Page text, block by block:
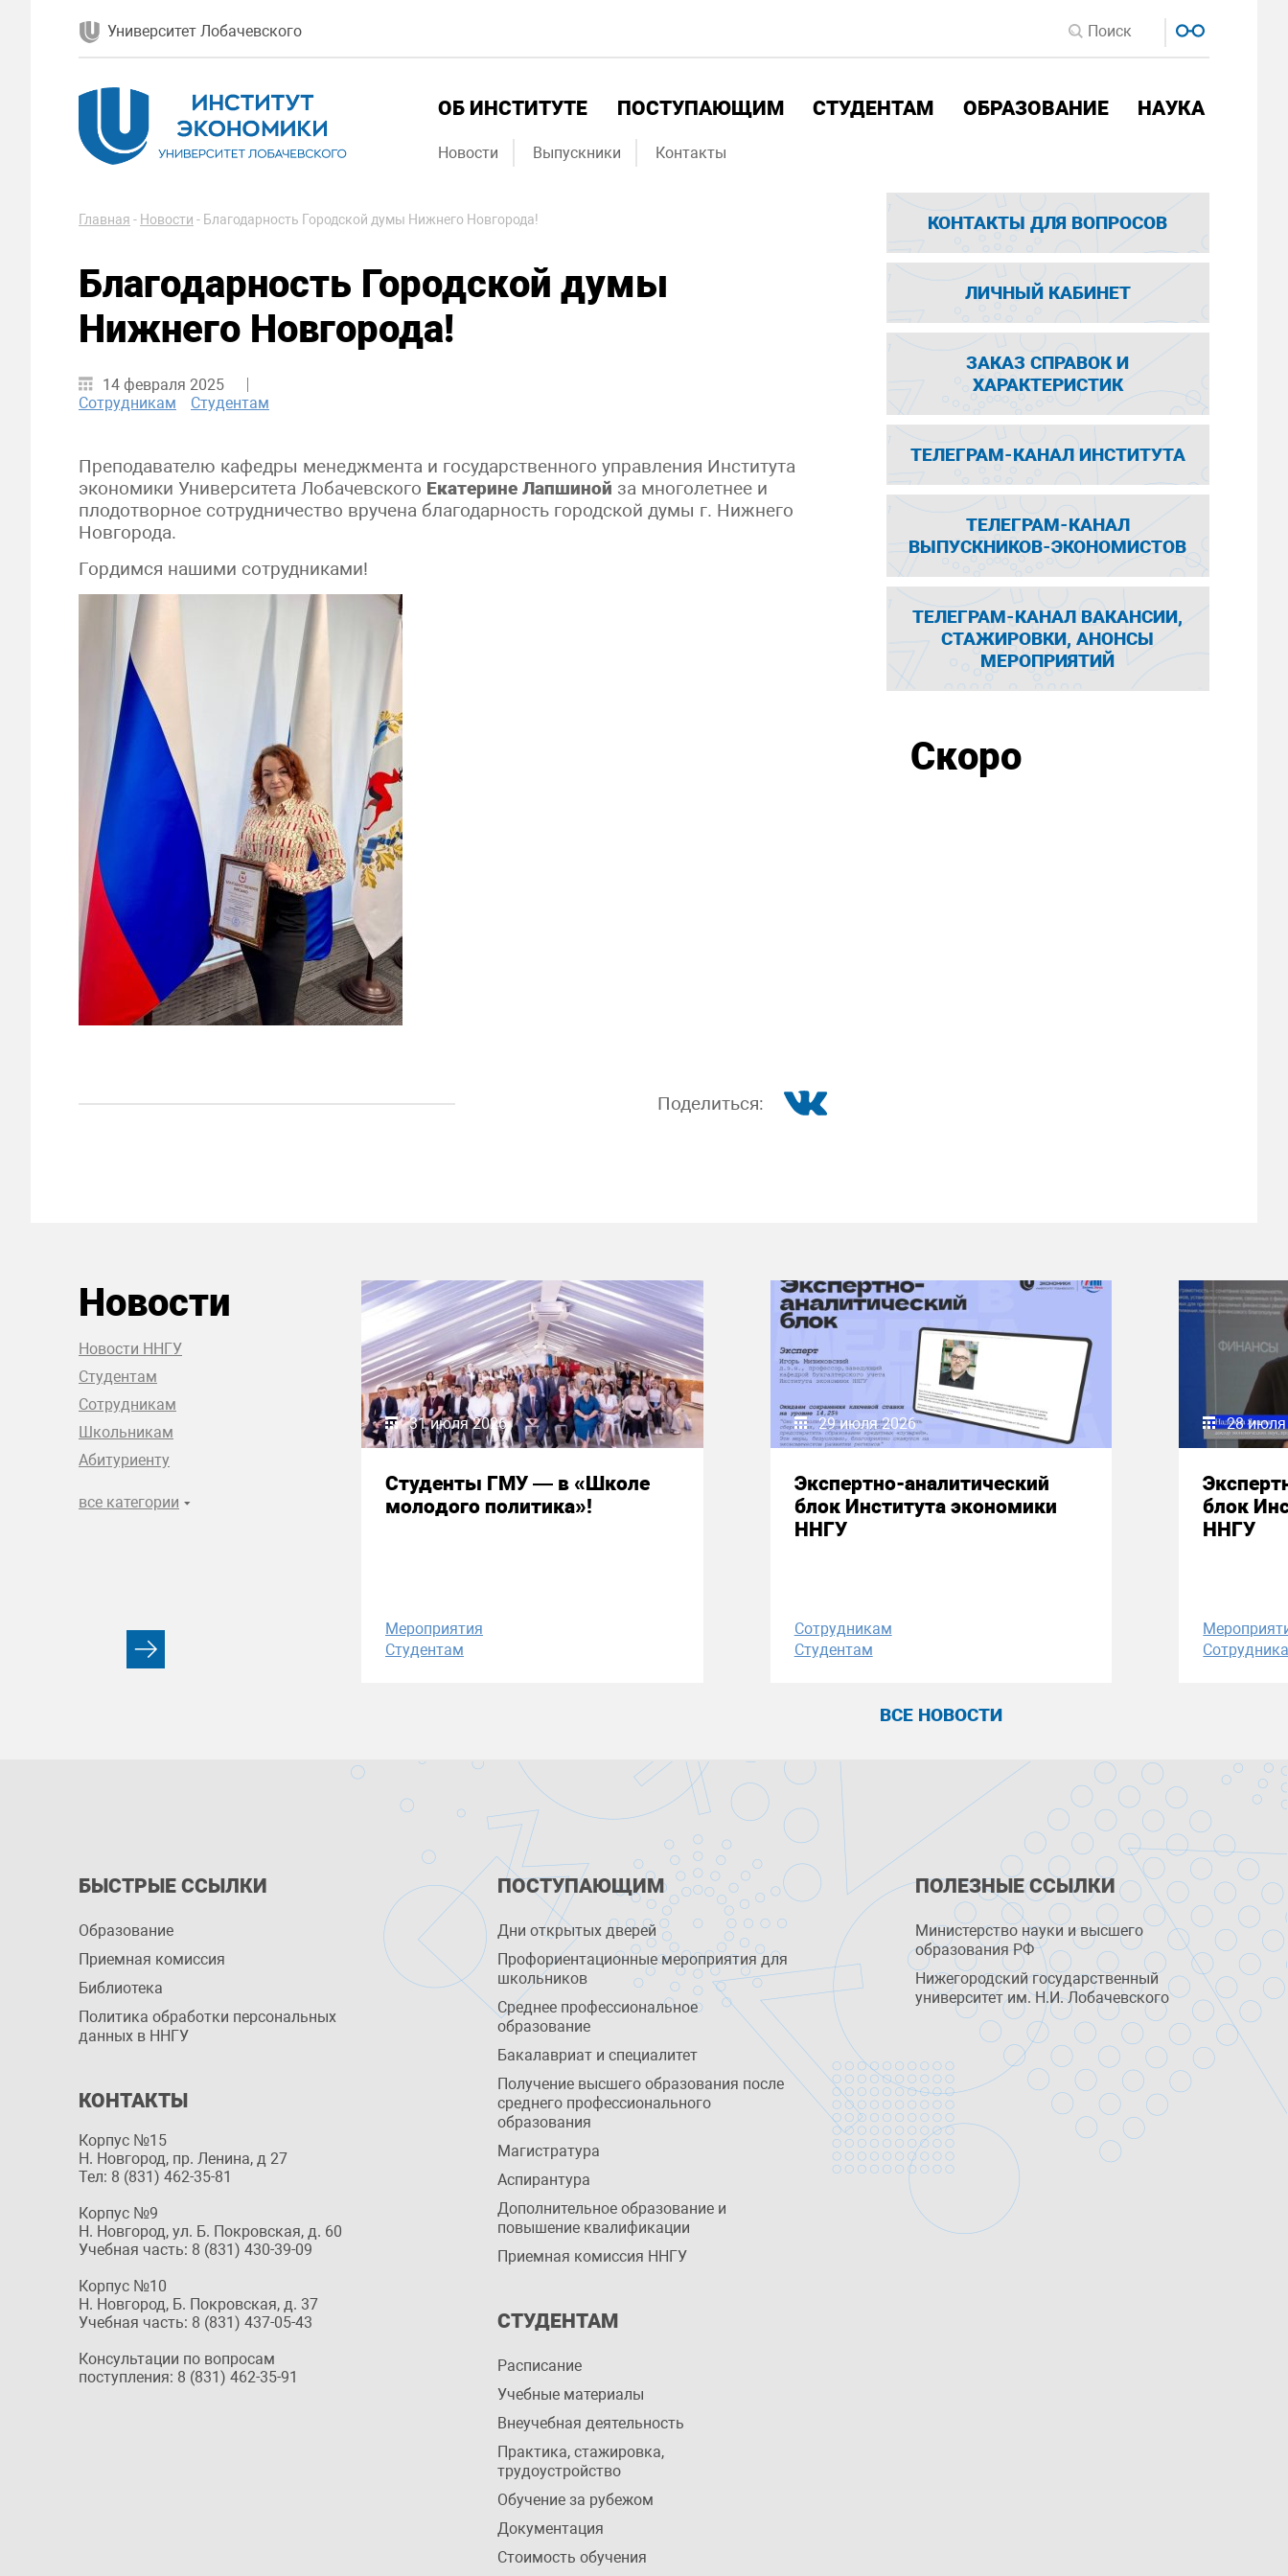
Университет Лобачевского
ОБ ИНСТИТУТЕ ПОСТУПАЮЩИМ СТУДЕНТАМ ОБРАЗОВАНИЕ НАУКА
Новости Выпускники Контакты
Главная - Новости - Благодарность Городской думы Нижнего Новгорода!
Благодарность Городской думы
Нижнего Новгорода!
14 февраля 2025
Сотрудникам
Студентам
Преподавателю кафедры менеджмента и государственного управления Института
экономики Университета Лобачевского Екатерине Лапшиной за многолетнее и
плодотворное сотрудничество вручена благодарность городской думы г. Нижнего
Новгорода.
Гордимся нашими сотрудниками!
Поделиться:
КОНТАКТЫ ДЛЯ ВОПРОСОВ
ЛИЧНЫЙ КАБИНЕТ
ЗАКАЗ СПРАВОК И
ХАРАКТЕРИСТИК
ТЕЛЕГРАМ-КАНАЛ ИНСТИТУТА
ТЕЛЕГРАМ-КАНАЛ
ВЫПУСКНИКОВ-ЭКОНОМИСТОВ
ТЕЛЕГРАМ-КАНАЛ ВАКАНСИИ,
СТАЖИРОВКИ, АНОНСЫ
МЕРОПРИЯТИЙ
Скоро
Новости
Новости ННГУ
Студентам
Сотрудникам
Школьникам
Абитуриенту
все категории
31 июля 2026
Студенты ГМУ — в «Школе
молодого политика»!
Мероприятия
Студентам
29 июля 2026
Экспертно-аналитический
блок Института экономики
ННГУ
Сотрудникам
Студентам
28
блок
ННГУ
ВСЕ НОВОСТИ
БЫСТРЫЕ ССЫЛКИ
Образование
Приемная комиссия
Библиотека
Политика обработки персональных
данных в ННГУ
КОНТАКТЫ
Корпус №15
Н. Новгород, пр. Ленина, д 27
Тел: 8 (831) 462-35-81
Корпус №9
Н. Новгород, ул. Б. Покровская, д. 60
Учебная часть: 8 (831) 430-39-09
Корпус №10
Н. Новгород, Б. Покровская, д. 37
Учебная часть: 8 (831) 437-05-43
Консультации по вопросам
поступления: 8 (831) 462-35-91
ПОСТУПАЮЩИМ
Дни открытых дверей
Профориентационные мероприятия для
школьников
Среднее профессиональное
образование
Бакалавриат и специалитет
Получение высшего образования после
среднего профессионального
образования
Магистратура
Аспирантура
Дополнительное образование и
повышение квалификации
Приемная комиссия ННГУ
СТУДЕНТАМ
Расписание
Учебные материалы
Внеучебная деятельность
Практика, стажировка,
трудоустройство
Обучение за рубежом
Документация
Стоимость обучения
ПОЛЕЗНЫЕ ССЫЛКИ
Министерство науки и высшего
образования РФ
Нижегородский государственный
университет им. Н.И. Лобачевского